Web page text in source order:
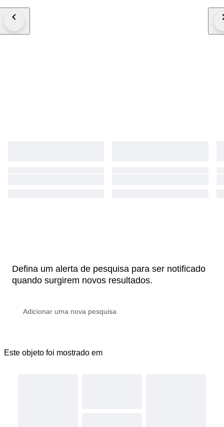
Defina um alerta de pesquisa para ser notificado
quando surgirem novos resultados.
Este objeto foi mostrado em